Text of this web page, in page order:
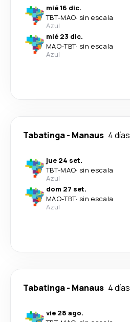
mié 16 dic.
TBT-MAO· sin escala
Azul
mié 23 dic.
MAO-TBT· sin escala
Azul
Tabatinga- Manaus 4 días
jue 24 set.
TBT-MAO· sin escala
Azul
dom 27 set.
MAO-TBT· sin escala
Azul
Tabatinga- Manaus 4 días
vie 28 ago.